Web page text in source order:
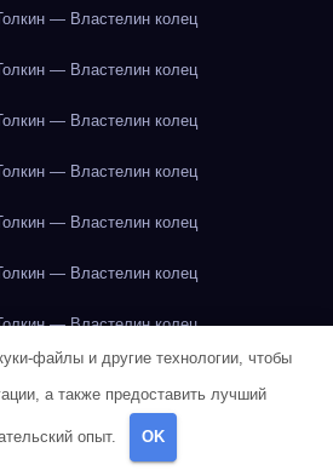
— Властелин колец
— Властелин колец
— Властелин колец
— Властелин колец
— Властелин колец
— Властелин колец
— Властелин колец
— Властелин колец
файлы и другие технологии, чтобы
а также предоставить лучший
опыт. OK